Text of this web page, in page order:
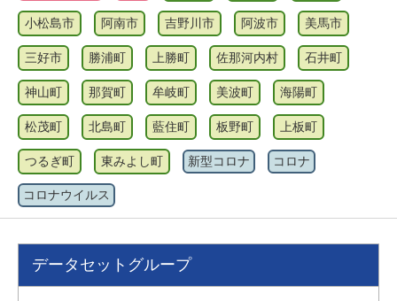
小松島市 阿南市 吉野川市 阿波市 美馬市
三好市 勝浦町 上勝町 佐那河内村 石井町
神山町 那賀町 牟岐町 美波町 海陽町
松茂町 北島町 藍住町 板野町 上板町
つるぎ町 東みよし町 新型コロナ コロナ
コロナウイルス
データセットグループ